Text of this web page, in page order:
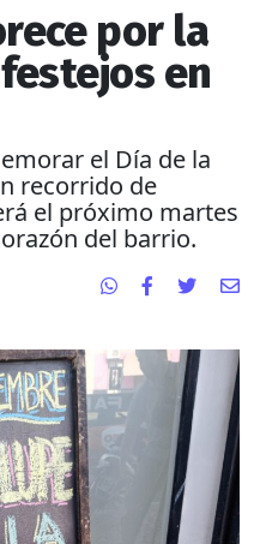
por la
en
el Día de la
recorrido de
el próximo martes
del barrio.